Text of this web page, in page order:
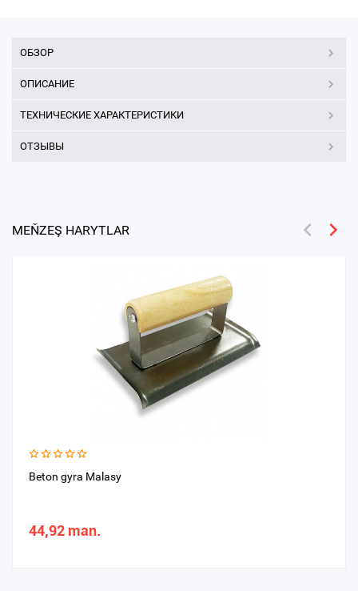
ОБЗОР
ОПИСАНИЕ
ТЕХНИЧЕСКИЕ ХАРАКТЕРИСТИКИ
ОТЗЫВЫ
MEŇZEŞ HARYTLAR
Beton gyra Malasy
44,92 man.